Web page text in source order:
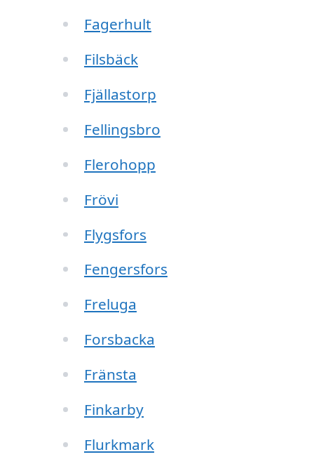
Fagerhult
Filsbäck
Fjällastorp
Fellingsbro
Flerohopp
Frövi
Flygsfors
Fengersfors
Freluga
Forsbacka
Fränsta
Finkarby
Flurkmark